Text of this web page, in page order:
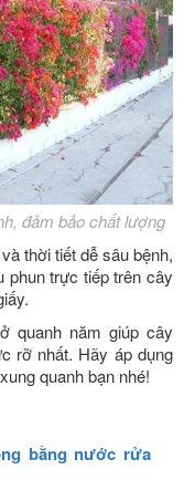
đảm bảo chất lượng
thời tiết dễ sâu bệnh,
phun trực tiếp trên cây
quanh năm giúp cây
rỡ nhất. Hãy áp dụng
quanh bạn nhé!
bằng nước rửa